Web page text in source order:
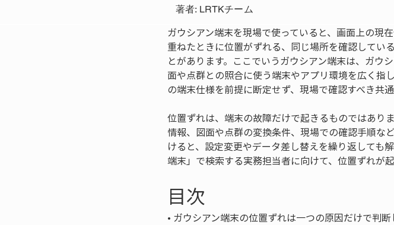
著者: LRTKチーム
ガウシアン端末を現場で使っていると、画面上の現
重ねたときに位置がずれる、同じ場所を確認してい
とがあります。ここでいうガウシアン端末は、ガウ
面や点群との照合に使う端末やアプリ環境を広く指
の端末仕様を前提に断定せず、現場で確認すべき共
位置ずれは、端末の故障だけで起きるものではあり
情報、図面や点群の変換条件、現場での確認手順な
けると、設定変更やデータ差し替えを繰り返しても
端末」で検索する実務担当者に向けて、位置ずれが
目次
•